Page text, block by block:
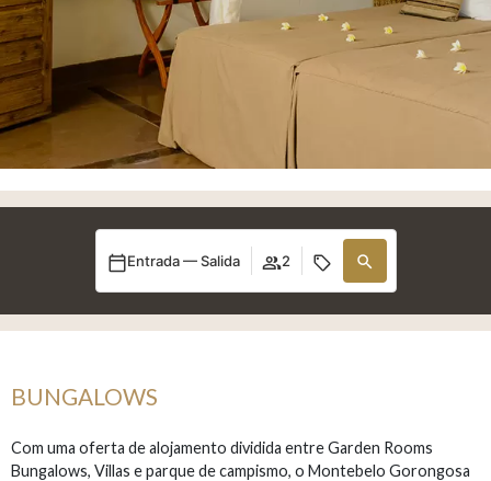
Entrada — Salida 2
BUNGALOWS
Com uma oferta de alojamento dividida entre Garden Rooms
Bungalows, Villas e parque de campismo, o Montebelo Gorongosa